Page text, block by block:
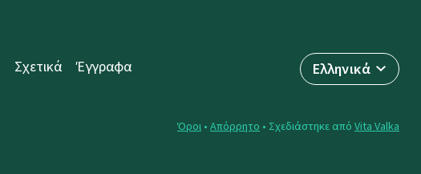
Ελληνικά
Σχετικά Έγγραφα
Όροι • Απόρρητο • Σχεδιάστηκε από Vita Valka